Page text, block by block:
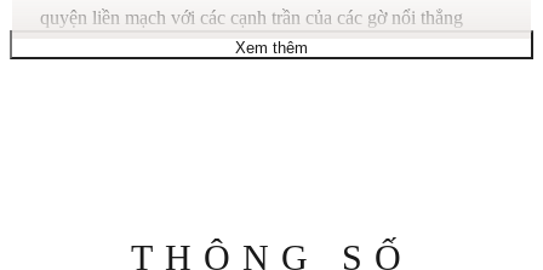
quyện liền mạch với các cạnh trần của các gờ nổi thẳng
đứng, mang lại cho chiếc đồng hồ vẻ đẹp độc đáo. Những
được bản sắc riêng biệt của nó. Đồng hồ Tank Must, mẫu
Xem thêm
THÔNG SỐ